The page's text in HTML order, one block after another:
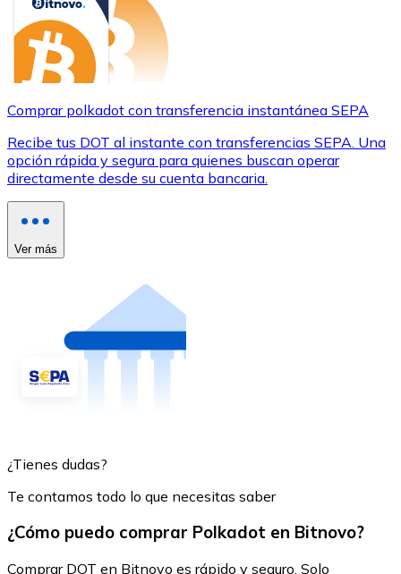
Comprar polkadot con transferencia instantánea SEPA
Recibe tus DOT al instante con transferencias SEPA. Una
opción rápida y segura para quienes buscan operar
directamente desde su cuenta bancaria.
Ver más
¿Tienes dudas?
Te contamos todo lo que necesitas saber
¿Cómo puedo comprar Polkadot en Bitnovo?
Comprar DOT en Bitnovo es rápido y seguro. Solo